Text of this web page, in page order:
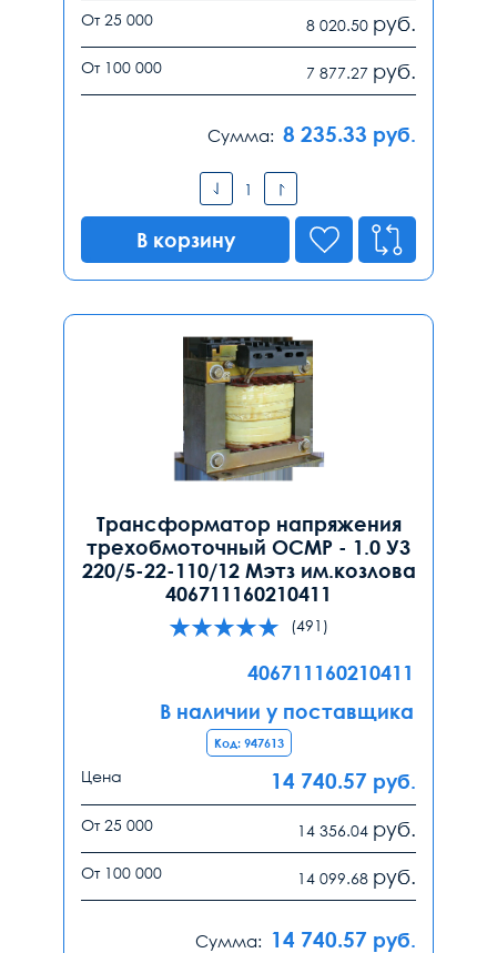
От 25 000 8 020.50 руб.
От 100 000 7 877.27 руб.
Сумма: 8 235.33 руб.
В корзину
Трансформатор напряжения
трехобмоточный ОСМР - 1.0 У3
220/5-22-110/12 Мэтз им.козлова
406711160210411
(491)
406711160210411
В наличии у поставщика
Код: 947613
Цена 14 740.57 руб.
От 25 000 14 356.04 руб.
От 100 000 14 099.68 руб.
Сумма: 14 740.57 руб.